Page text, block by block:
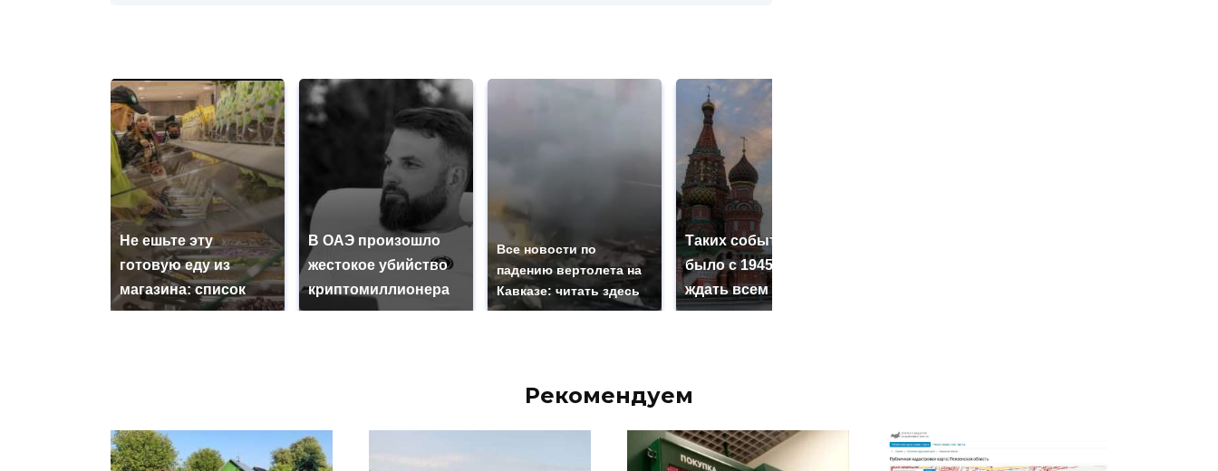
Не ешьте эту
готовую еду из
магазина: список
В ОАЭ произошло
жестокое убийство
криптомиллионера
Все новости по
падению вертолета на
Кавказе: читать здесь
Таких событий не
было с 1945: чего
ждать всем нам?
Рекомендуем